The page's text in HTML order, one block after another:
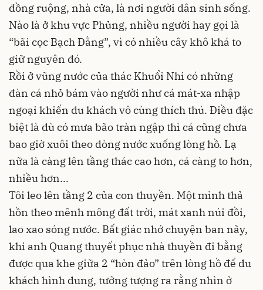
đồng ruộng, nhà cửa, là nơi người dân sinh sống.
Nào là ở khu vực Phủng, nhiều người hay gọi là
“bãi cọc Bạch Đằng”, vì có nhiều cây khô khá to
giữ nguyên đó.
Rồi ở vũng nước của thác Khuổi Nhi có những
đàn cá nhỏ bám vào người như cá mát-xa nhập
ngoại khiến du khách vô cùng thích thú. Điều đặc
biệt là dù có mưa bão tràn ngập thì cá cũng chưa
bao giờ xuôi theo dòng nước xuống lòng hồ. Lạ
nữa là càng lên tầng thác cao hơn, cá càng to hơn,
nhiều hơn...
Tôi leo lên tầng 2 của con thuyền. Một mình thả
hồn theo mênh mông đất trời, mát xanh núi đồi,
lao xao sóng nước. Bất giác nhớ chuyện ban nãy,
khi anh Quang thuyết phục nhà thuyền đi bằng
được qua khe giữa 2 “hòn đảo” trên lòng hồ để du
khách hình dung, tưởng tượng ra rằng nhìn ở